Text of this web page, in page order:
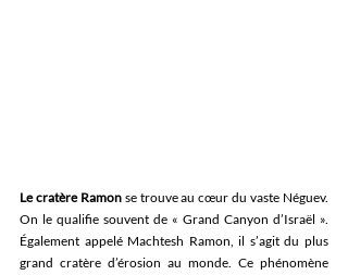
Le cratère Ramon se trouve au cœur du vaste Néguev.
On le qualifie souvent de « Grand Canyon d’Israël ».
Également appelé Machtesh Ramon, il s’agit du plus
grand cratère d’érosion au monde. Ce phénomène